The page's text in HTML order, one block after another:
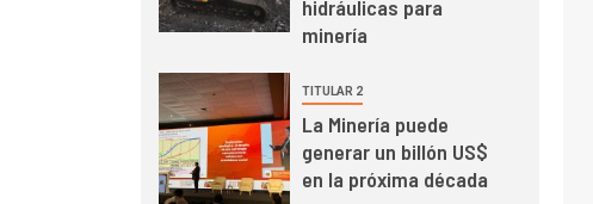
cobre alcanza
máximos por escasez
5
Estudio revela cómo el
precio del cobre y
educación superior se
relacionan en zonas
hidráulicas para
minería
TITULAR 2
La Minería puede
generar un billón US$
en la próxima década